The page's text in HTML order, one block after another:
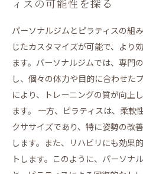
ィスの可能性を探る
パーソナルジムとピラティスの組
じたカスタマイズが可能で、より
ます。パーソナルジムでは、専門
し、個々の体力や目的に合わせた
により、トレーニングの質が向上
ます。 一方、ピラティスは、柔軟
クササイズであり、特に姿勢の改
します。また、リハビリにも効果
トします。このように、パーソナ